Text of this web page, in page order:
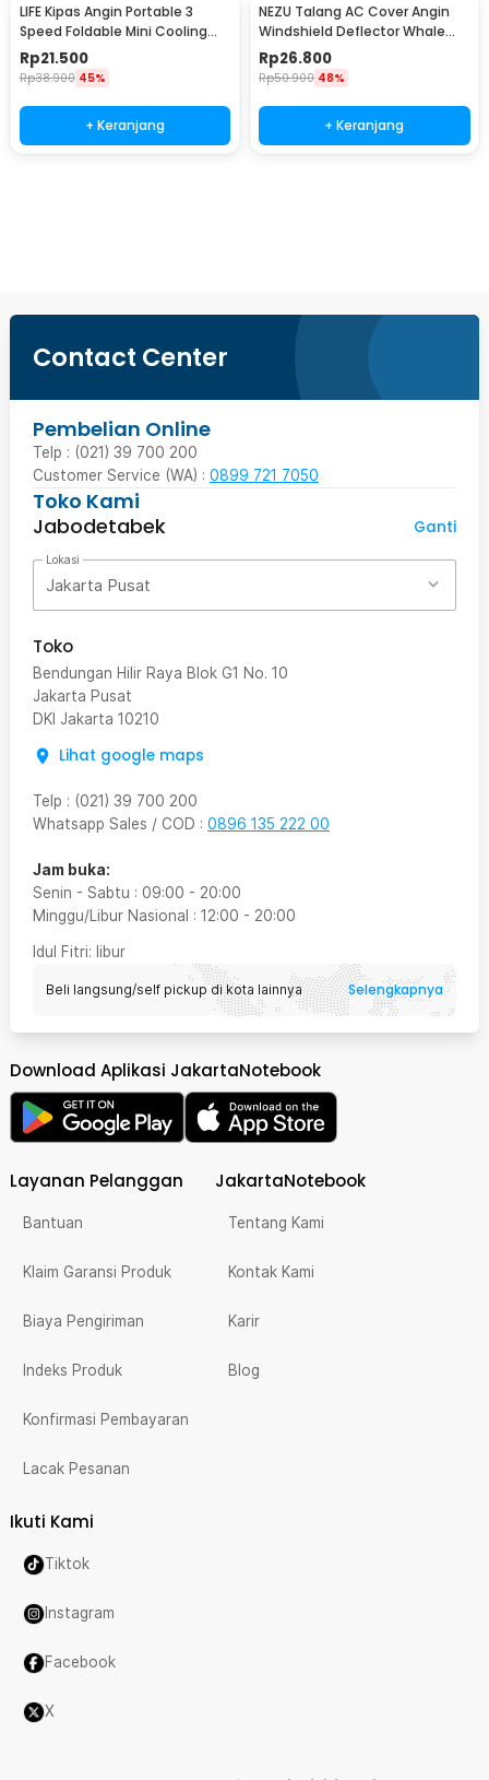
LIFE Kipas Angin Portable 3
Speed Foldable Mini Cooling
Fan 800mAh - Y8
Rp21.500
Rp38.900 45%
+ Keranjang
NEZU Talang AC Cover Angin
Windshield Deflector Whale
Pattern - N9S
Rp26.800
Rp50.900 48%
+ Keranjang
Contact Center
Pembelian Online
Telp : (021) 39 700 200
Customer Service (WA) : 0899 721 7050
Toko Kami
Jabodetabek
Ganti
Lokasi
Jakarta Pusat
Toko
Bendungan Hilir Raya Blok G1 No. 10
Jakarta Pusat
DKI Jakarta 10210
Lihat google maps
Telp : (021) 39 700 200
Whatsapp Sales / COD : 0896 135 222 00
Jam buka:
Senin - Sabtu : 09:00 - 20:00
Minggu/Libur Nasional : 12:00 - 20:00
Idul Fitri: libur
Beli langsung/self pickup di kota lainnya Selengkapnya
Download Aplikasi JakartaNotebook
Layanan Pelanggan
Bantuan
Klaim Garansi Produk
Biaya Pengiriman
Indeks Produk
Konfirmasi Pembayaran
Lacak Pesanan
JakartaNotebook
Tentang Kami
Kontak Kami
Karir
Blog
Ikuti Kami
Tiktok
Instagram
Facebook
X